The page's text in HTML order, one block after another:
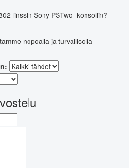
linssin Sony PSTwo -konsoliin?
nopealla ja turvallisella